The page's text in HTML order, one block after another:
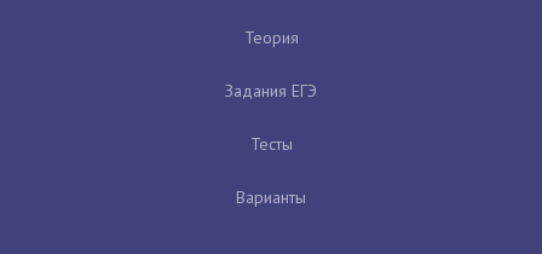
Теория
Задания ЕГЭ
Тесты
Варианты